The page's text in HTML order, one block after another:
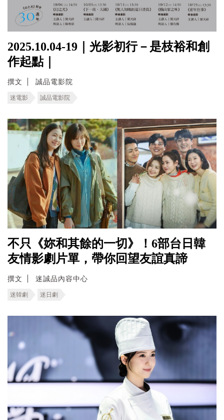
2025.10.04-19｜光影初行－是枝裕和創
作起點｜
撰文 誠品電影院
迷電影 誠品電影院
不只《妳和其餘的一切》！6部台日韓
友情影劇片單，帶你回望友誼真諦
撰文 迷誠品內容中心
迷韓劇 迷日劇